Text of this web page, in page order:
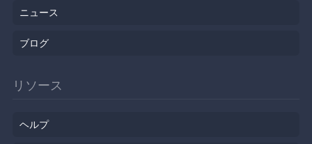
ニュース
ブログ
リソース
ヘルプ